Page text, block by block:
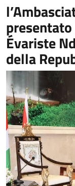
presentato
Évariste
della